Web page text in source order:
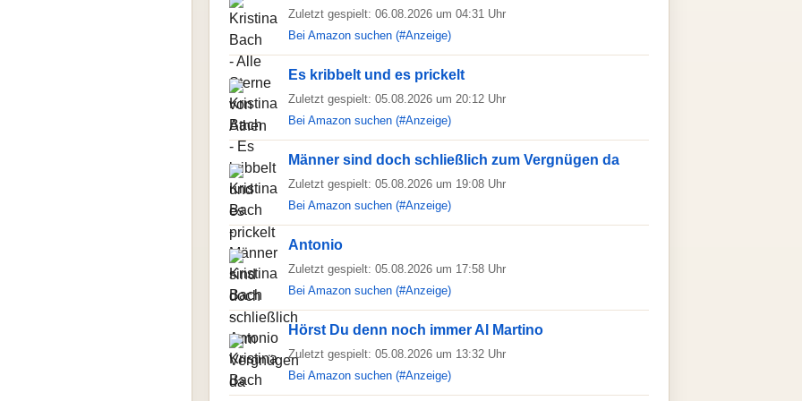
Zuletzt gespielt: 06.08.2026 um 04:31 Uhr
Bei Amazon suchen (#Anzeige)
Es kribbelt und es prickelt
Zuletzt gespielt: 05.08.2026 um 20:12 Uhr
Bei Amazon suchen (#Anzeige)
Männer sind doch schließlich zum Vergnügen da
Zuletzt gespielt: 05.08.2026 um 19:08 Uhr
Bei Amazon suchen (#Anzeige)
Antonio
Zuletzt gespielt: 05.08.2026 um 17:58 Uhr
Bei Amazon suchen (#Anzeige)
Hörst Du denn noch immer Al Martino
Zuletzt gespielt: 05.08.2026 um 13:32 Uhr
Bei Amazon suchen (#Anzeige)